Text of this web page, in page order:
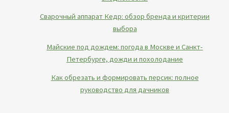
Сварочный аппарат Кедр: обзор бренда и критерии
выбора
Майские под дождем: погода в Москве и Санкт-
Петербурге, дожди и похолодание
Как обрезать и формировать персик: полное
руководство для дачников